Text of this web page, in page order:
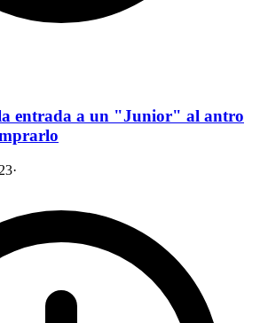
entrada a un "Junior" al antro
·